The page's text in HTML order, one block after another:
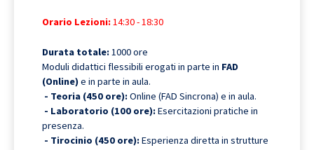
Orario Lezioni:14:30 - 18:30
Durata totale:1000 ore
Moduli didattici flessibili erogati in parte in FAD
(Online)e in parte in aula.
- Teoria (450 ore):Online (FAD Sincrona) e in aula.
- Laboratorio (100 ore):Esercitazioni pratiche in
presenza.
- Tirocinio (450 ore):Esperienza diretta in strutture